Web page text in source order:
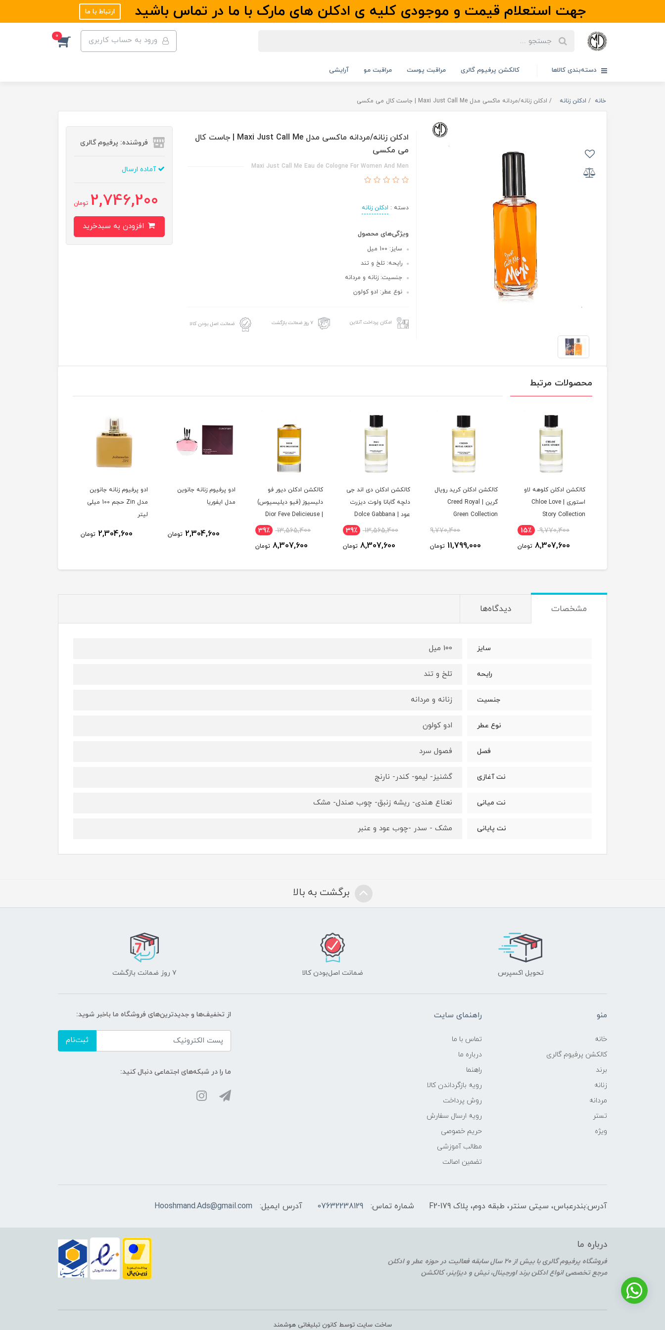
جهت استعلام قیمت و موجودی کلیه ی ادکلن های مارک با ما در تماس باشید ارتباط با ما
ورود به حساب کاربری 0
دسته‌بندی کالاها کالکشن پرفیوم گالری مراقبت پوست مراقبت مو آرایشی
خانه ادکلن زنانه ادکلن زنانه/مردانه ماکسی مدل Maxi Just Call Me | جاست کال می مکسی
ادکلن زنانه/مردانه ماکسی مدل Maxi Just Call Me | جاست کال
می مکسی
Maxi Just Call Me Eau de Cologne For Women And Men
دسته : ادکلن زنانه
ویژگی‌های محصول
سایز: 100 میل
رایحه: تلخ و تند
جنسیت: زنانه و مردانه
نوع عطر: ادو کولون
امکان پرداخت آنلاین ۷ روز ضمانت بازگشت ضمانت اصل بودن کالا
فروشنده: پرفیوم گالری
آماده ارسال
2,746,200 تومان
محصولات مرتبط
کالکشن ادکلن کلوهه لاو
استوری | Chloe Love
Story Collection
9,770,400 15٪
8,307,600 تومان
کالکشن ادکلن کرید رویال
گرین | Creed Royal
Green Collection
9,770,400
11,799,000 تومان
کالکشن ادکلن دی اند جی
دلچه گابانا ولوت دیزرت
عود | Dolce Gabbana
Velvet Desert Oud
13,565,400 39٪
8,307,600 تومان
کالکشن ادکلن دیور فو
دلیسیوز (فیو دیلیسیوس)
| Dior Feve Delicieuse
Collection
13,565,400 39٪
8,307,600 تومان
ادو پرفیوم زنانه جانوین
مدل ایفوریا
2,304,600 تومان
ادو پرفیوم زنانه جانوین
مدل Zin حجم 100 میلی
لیتر
2,304,600 تومان
مشخصات دیدگاه‌ها
سایز 100 میل
رایحه تلخ و تند
جنسیت زنانه و مردانه
نوع عطر ادو کولون
فصل فصول سرد
نت آغازی گشنیز- لیمو- کندر- نارنج
نت میانی نعناع هندی- ریشه زنبق- چوب صندل- مشک
نت پایانی مشک - سدر -چوب عود و عنبر
برگشت به بالا
تحویل اکسپرس ضمانت اصل‌بودن کالا ۷ روز ضمانت بازگشت
منو
خانه
کالکشن پرفیوم گالری
برند
زنانه
مردانه
تستر
ویژه
راهنمای سایت
تماس با ما
درباره ما
راهنما
رویه‌ بازگرداندن کالا
روش پرداخت
رویه ارسال سفارش
حریم خصوصی
مطالب آموزشی
تضمین اصالت
از تخفیف‌ها و جدیدترین‌های فروشگاه ما باخبر شوید:
ثبت‌نام
ما را در شبکه‌های اجتماعی دنبال کنید:
آدرس:بندرعباس، سیتی سنتر، طبقه دوم، پلاک F2-179 شماره تماس: 07632238129 آدرس ایمیل: Hooshmand.Ads@gmail.com
درباره ما
فروشگاه پرفیوم گالری با بیش از 20 سال سابقه فعالیت در حوزه عطر و ادکلن
مرجع تخصصی انواع ادکلن برند اورجینال، نیش و دیزاینر، کالکشن
ساخت سایت توسط کانون تبلیغاتی هوشمند